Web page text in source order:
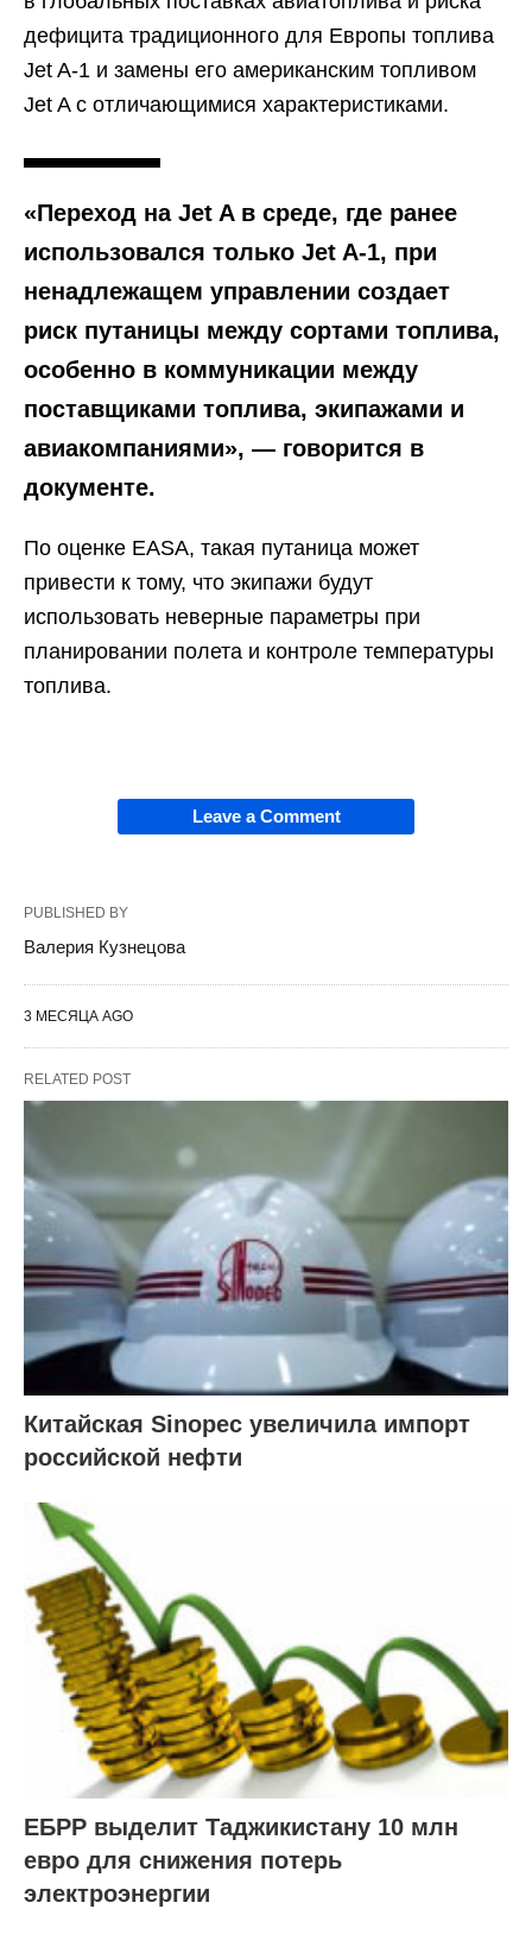
дефицита традиционного для Европы топлива
Jet A-1 и замены его американским топливом
Jet A с отличающимися характеристиками.
«Переход на Jet A в среде, где ранее
использовался только Jet A-1, при
ненадлежащем управлении создает
риск путаницы между сортами топлива,
особенно в коммуникации между
поставщиками топлива, экипажами и
авиакомпаниями», — говорится в
документе.
По оценке EASA, такая путаница может
привести к тому, что экипажи будут
использовать неверные параметры при
планировании полета и контроле температуры
топлива.
Leave a Comment
PUBLISHED BY
Валерия Кузнецова
3 МЕСЯЦА AGO
RELATED POST
Китайская Sinopec увеличила импорт
российской нефти
ЕБРР выделит Таджикистану 10 млн
евро для снижения потерь
электроэнергии